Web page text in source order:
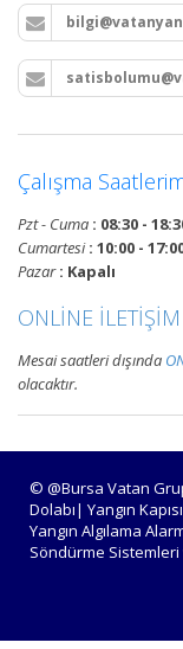
Çalışma
Pzt - Cuma : 08:30 -
Cumartesi: 10:00 -
Pazar: Kapalı
ONLİNE
Mesai saatleri dışında
olacaktır.
© @Bursa Vatan
Dolabı| Yangın
Yangın Algılama
Söndürme Sistemleri